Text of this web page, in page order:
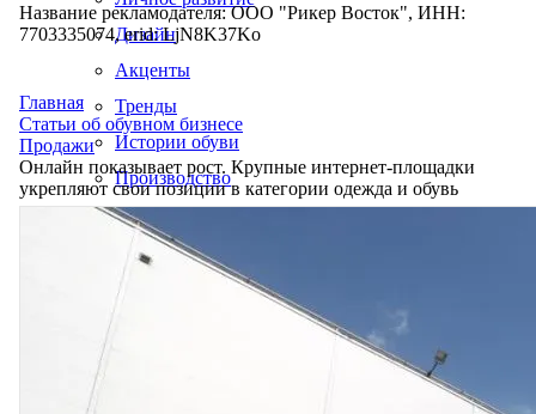
Дизайн
Акценты
Тренды
Истории обуви
Производство
Название рекламодателя: ООО "Рикер Восток", ИНН:
7703335074, erid: LjN8K37Ko
Главная
Статьи об обувном бизнесе
Продажи
Онлайн показывает рост. Крупные интернет-площадки
укрепляют свои позиции в категории одежда и обувь